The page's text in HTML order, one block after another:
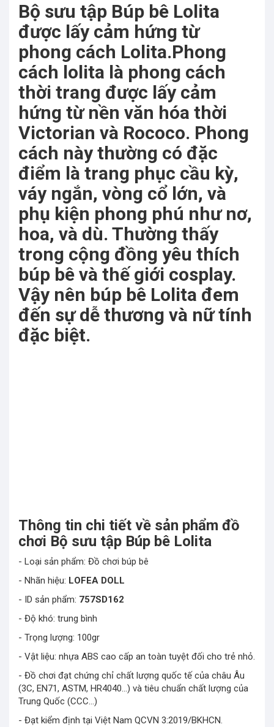
Bộ sưu tập Búp bê Lolita
được lấy cảm hứng từ
phong cách Lolita.Phong
cách lolita là phong cách
thời trang được lấy cảm
hứng từ nền văn hóa thời
Victorian và Rococo. Phong
cách này thường có đặc
điểm là trang phục cầu kỳ,
váy ngắn, vòng cổ lớn, và
phụ kiện phong phú như nơ,
hoa, và dù. Thường thấy
trong cộng đồng yêu thích
búp bê và thế giới cosplay.
Vậy nên búp bê Lolita đem
đến sự dễ thương và nữ tính
đặc biệt.
Thông tin chi tiết về sản phẩm đồ
chơi Bộ sưu tập Búp bê Lolita
- Loại sản phẩm: Đồ chơi búp bê
- Nhãn hiệu: LOFEA DOLL
- ID sản phẩm: 757SD162
- Độ khó: trung bình
- Trọng lượng: 100gr
- Vật liệu: nhựa ABS cao cấp an toàn tuyệt đối cho trẻ nhỏ.
- Đồ chơi đạt chứng chỉ chất lượng quốc tế của châu Âu
(3C, EN71, ASTM, HR4040…) và tiêu chuẩn chất lượng của
Trung Quốc (CCC…)
- Đạt kiểm định tại Việt Nam QCVN 3:2019/BKHCN.